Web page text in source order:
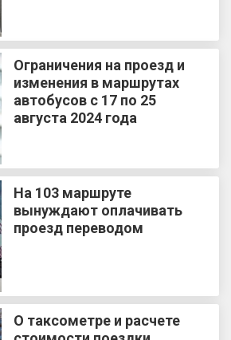
Ограничения на проезд и
изменения в маршрутах
автобусов с 17 по 25
августа 2024 года
На 103 маршруте
вынуждают оплачивать
проезд переводом
О таксометре и расчете